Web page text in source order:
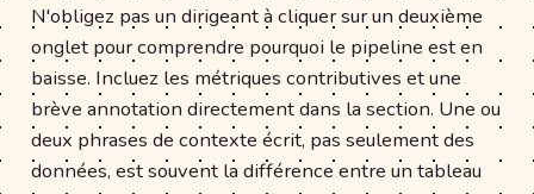
N'obligez pas un dirigeant à cliquer sur un deuxième
onglet pour comprendre pourquoi le pipeline est en
baisse. Incluez les métriques contributives et une
brève annotation directement dans la section. Une ou
deux phrases de contexte écrit, pas seulement des
données, est souvent la différence entre un tableau